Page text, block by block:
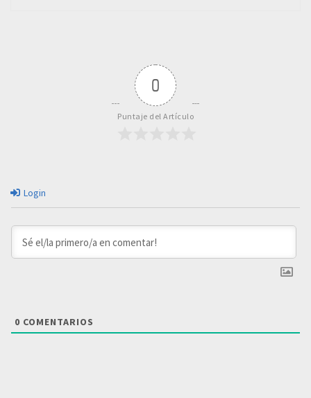
0
Puntaje del Artículo
Login
0 COMENTARIOS